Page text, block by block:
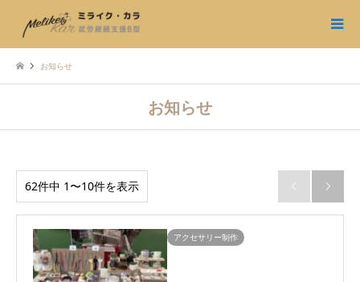
お知らせ
お知らせ
62件中 1〜10件を表示  
アクセサリー制作